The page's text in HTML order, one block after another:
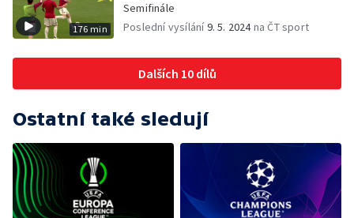
176 min
Semifinále
Poslední vysílání9. 5. 2024na ČT sport
Dalších 10 dílů
Ostatní také sledují